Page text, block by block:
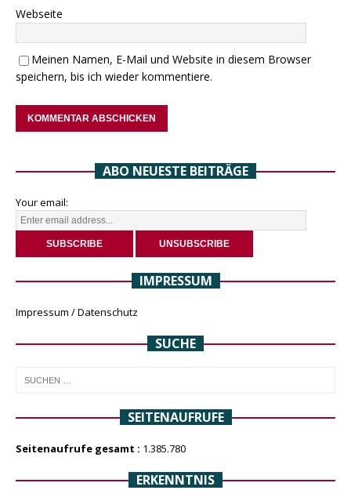
Webseite
Meinen Namen, E-Mail und Website in diesem Browser
speichern, bis ich wieder kommentiere.
ABO NEUESTE BEITRÄGE
Your email:
IMPRESSUM
Impressum / Datenschutz
SUCHE
SEITENAUFRUFE
Seitenaufrufe gesamt : 1.385.780
ERKENNTNIS